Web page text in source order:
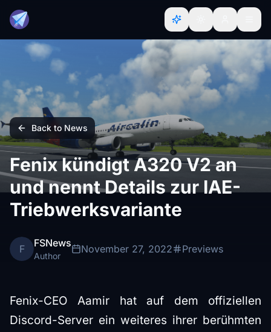
Back to News
Fenix kündigt A320 V2 an
und nennt Details zur IAE-
Triebwerksvariante
F FSNews
Author
November 27, 2022 Previews
Fenix-CEO Aamir hat auf dem offiziellen
Discord-Server ein weiteres ihrer berühmten